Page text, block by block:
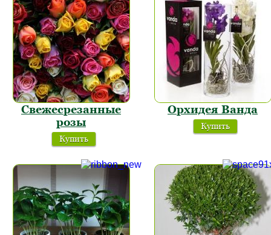
Свежесрезанные
розы
Купить
Орхидея Ванда
Купить